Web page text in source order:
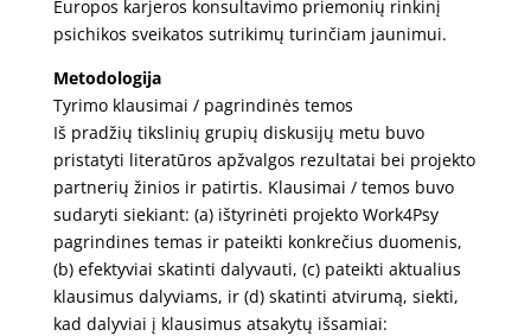
Europos karjeros konsultavimo priemonių rinkinį
psichikos sveikatos sutrikimų turinčiam jaunimui.
Metodologija
Tyrimo klausimai / pagrindinės temos
Iš pradžių tikslinių grupių diskusijų metu buvo
pristatyti literatūros apžvalgos rezultatai bei projekto
partnerių žinios ir patirtis. Klausimai / temos buvo
sudaryti siekiant: (a) ištyrinėti projekto Work4Psy
pagrindines temas ir pateikti konkrečius duomenis,
(b) efektyviai skatinti dalyvauti, (c) pateikti aktualius
klausimus dalyviams, ir (d) skatinti atvirumą, siekti,
kad dalyviai į klausimus atsakytų išsamiai: